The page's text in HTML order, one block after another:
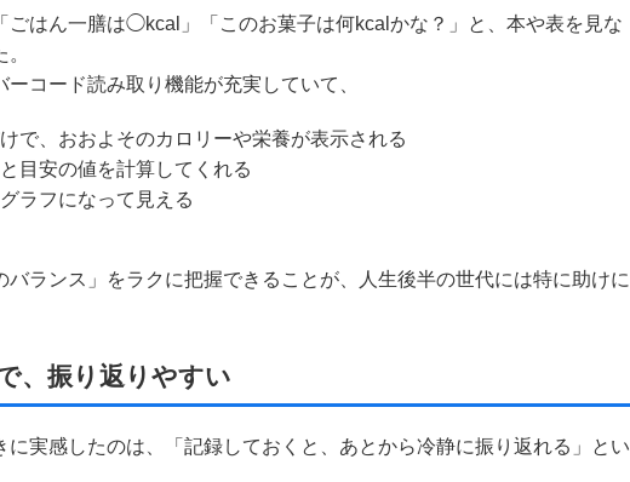
ごはん一膳は◯kcal」「このお菓子は何kcalかな？」と、本や表を見な
コード読み取り機能が充実していて、
で、おおよそのカロリーや栄養が表示される
目安の値を計算してくれる
ラフになって見える
ランス」をラクに把握できることが、人生後半の世代には特に助けに
、振り返りやすい
実感したのは、「記録しておくと、あとから冷静に振り返れる」とい